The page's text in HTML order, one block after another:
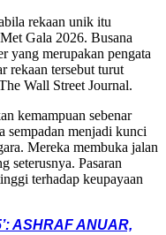
rekaan unik itu
Gala 2026. Busana
yang merupakan pengata
rekaan tersebut turut
Wall Street Journal.
kemampuan sebenar
sempadan menjadi kunci
Mereka membuka jalan
seterusnya. Pasaran
terhadap keupayaan
ASHRAF ANUAR,